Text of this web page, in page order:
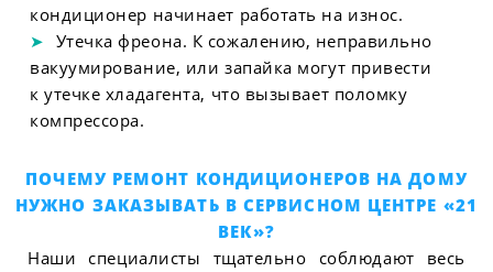
кондиционер начинает работать на износ.
Утечка фреона. К сожалению, неправильно
вакуумирование, или запайка могут привести
к утечке хладагента, что вызывает поломку
компрессора.
ПОЧЕМУ РЕМОНТ КОНДИЦИОНЕРОВ НА ДОМУ
НУЖНО ЗАКАЗЫВАТЬ В СЕРВИСНОМ ЦЕНТРЕ «21
ВЕК»?
Наши специалисты тщательно соблюдают весь